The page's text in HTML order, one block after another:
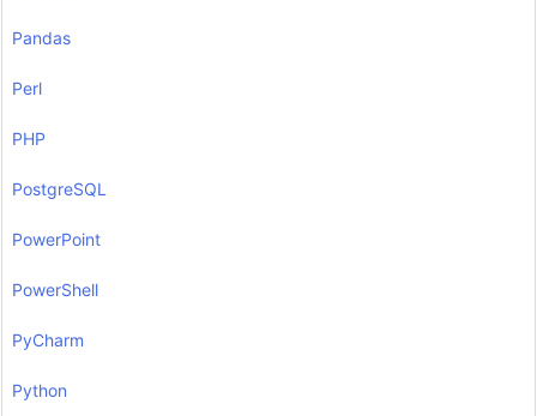
Pandas
Perl
PHP
PostgreSQL
PowerPoint
PowerShell
PyCharm
Python